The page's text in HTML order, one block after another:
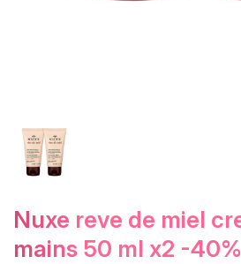
nuxe reve de miel creme
mains 50 ml x2 -40%